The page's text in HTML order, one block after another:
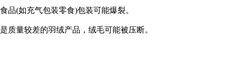
品(如充气包装零食)包装可能爆裂。
质量较差的羽绒产品，绒毛可能被压断。